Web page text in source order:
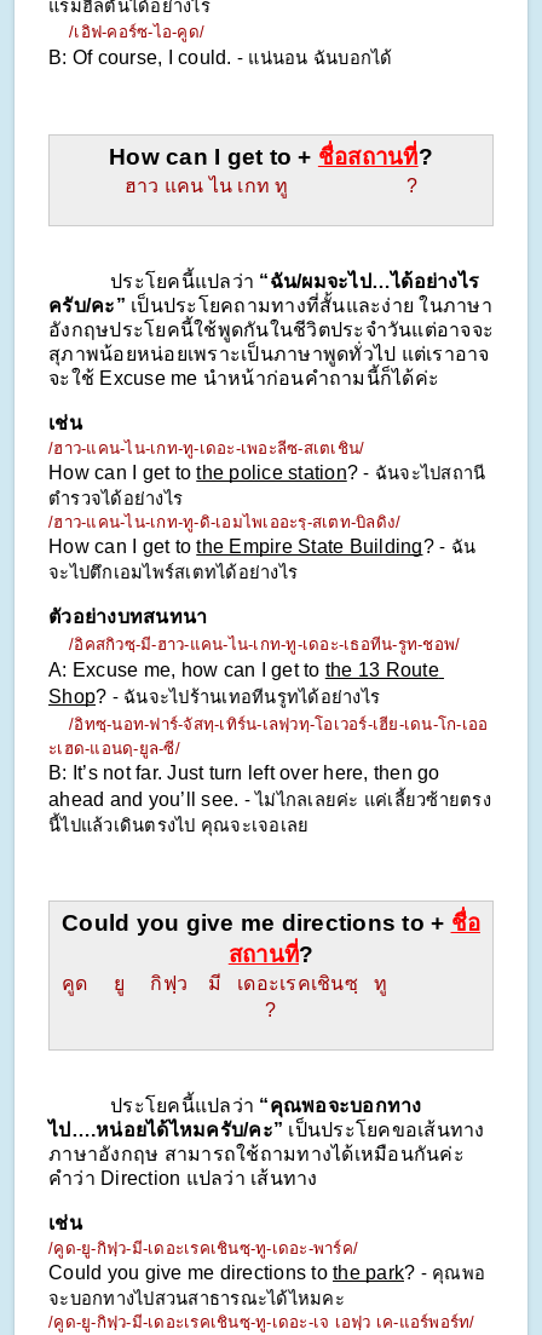
แรมฮิลตันได้อย่างไร
/เอิฟ-คอร์ซ-ไอ-คูด/
B: Of course, I could. - แน่นอน ฉันบอกได้
How can I get to + ชื่อสถานที่?
ฮาว แคน ไน เกท ทู                       ?
ประโยคนี้แปลว่า “ฉัน/ผมจะไป…ได้อย่างไร
ครับ/คะ” เป็นประโยคถามทางที่สั้นและง่าย ในภาษา
อังกฤษประโยคนี้ใช้พูดกันในชีวิตประจำวันแต่อาจจะ
สุภาพน้อยหน่อยเพราะเป็นภาษาพูดทั่วไป แต่เราอาจ
จะใช้ Excuse me นำหน้าก่อนคำถามนี้ก็ได้ค่ะ
เช่น
/ฮาว-แคน-ไน-เกท-ทู-เดอะ-เพอะลีซ-สเตเชิน/
How can I get to the police station? - ฉันจะไปสถานี
ตำรวจได้อย่างไร
/ฮาว-แคน-ไน-เกท-ทู-ดิ-เอมไพเออะรฺ-สเตท-บิลดิง/
How can I get to the Empire State Building? - ฉัน
จะไปตึกเอมไพร์สเตทได้อย่างไร
ตัวอย่างบทสนทนา
/อิคสกิวซฺ-มี-ฮาว-แคน-ไน-เกท-ทู-เดอะ-เธอทีน-รูท-ชอพ/
A: Excuse me, how can I get to the 13 Route
Shop? - ฉันจะไปร้านเทอทีนรูทได้อย่างไร
/อิทซฺ-นอท-ฟาร์-จัสทฺ-เทิร์น-เลฟฺวทฺ-โอเวอร์-เฮีย-เดน-โก-เออ
ะเฮด-แอนดฺ-ยูล-ซี/
B: It’s not far. Just turn left over here, then go
ahead and you’ll see. - ไม่ไกลเลยค่ะ แค่เลี้ยวซ้ายตรง
นี้ไปแล้วเดินตรงไป คุณจะเจอเลย
Could you give me directions to + ชื่อ
สถานที่?
คูด     ยู     กิฟฺว    มี   เดอะเรคเชินซฺ   ทู
?
ประโยคนี้แปลว่า “คุณพอจะบอกทาง
ไป….หน่อยได้ไหมครับ/คะ” เป็นประโยคขอเส้นทาง
ภาษาอังกฤษ สามารถใช้ถามทางได้เหมือนกันค่ะ
คำว่า Direction แปลว่า เส้นทาง
เช่น
/คูด-ยู-กิฟฺว-มี-เดอะเรคเชินซฺ-ทู-เดอะ-พาร์ค/
Could you give me directions to the park? - คุณพอ
จะบอกทางไปสวนสาธารณะได้ไหมคะ
/คูด-ยู-กิฟฺว-มี-เดอะเรคเชินซฺ-ทู-เดอะ-เจ เอฟฺว เค-แอร์พอร์ท/